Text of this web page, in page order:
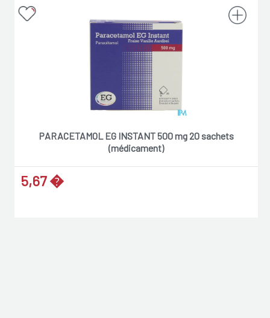
PARACETAMOL EG INSTANT 500 mg 20 sachets
(médicament)
5,67 �